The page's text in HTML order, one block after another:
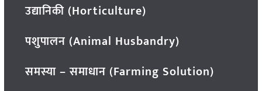
उद्यानिकी (Horticulture)
पशुपालन (Animal Husbandry)
समस्या – समाधान (Farming Solution)